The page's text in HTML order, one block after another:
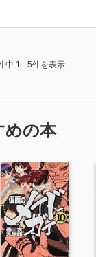
中 1 - 5件を表示
めの本